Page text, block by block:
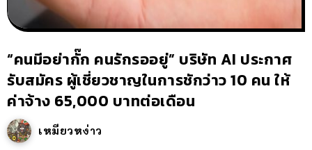
“คนมีอย่ากั๊ก คนรักรออยู่” บริษัท AI ประกาศ
รับสมัคร ผู้เชี่ยวชาญในการชักว่าว 10 คน ให้
ค่าจ้าง 65,000 บาทต่อเดือน
เหมียวหง่าว